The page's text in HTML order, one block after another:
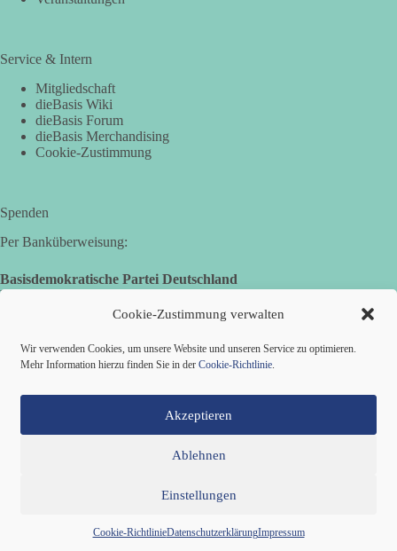
Cookie-Zustimmung verwalten
Wir verwenden Cookies, um unsere Website und unseren Service zu optimieren.
Mehr Information hierzu finden Sie in der Cookie-Richtlinie.
Akzeptieren
Ablehnen
Einstellungen
Cookie-RichtlinieDatenschutzerklärungImpressum
Service & Intern
Mitgliedschaft
dieBasis Wiki
dieBasis Forum
dieBasis Merchandising
Cookie-Zustimmung
Spenden
Per Banküberweisung:
Basisdemokratische Partei Deutschland
Landesverband Nordrhein-Westfalen
IBAN: DE14 3005 0110 1008 4913 08
(es kann zu Fehlermeldungen kommen, die jedoch keine
Auswirkungen haben.)
Kontakt
Cookie-Richtlinie (EU)
Copyright © 2026 Basisdemokratische Partei Deutschland ·